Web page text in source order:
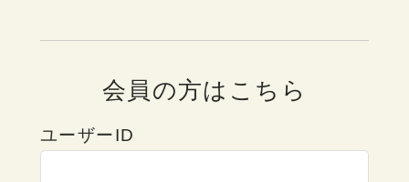
会員の方はこちら
ユーザーID